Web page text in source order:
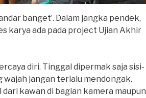
banget’. Dalam jangka pendek,
karya ada pada project Ujian Akhir
diri. Tinggal dipermak saja sisi-
wajah jangan terlalu mendongak.
kawan di bagian kamera maupun